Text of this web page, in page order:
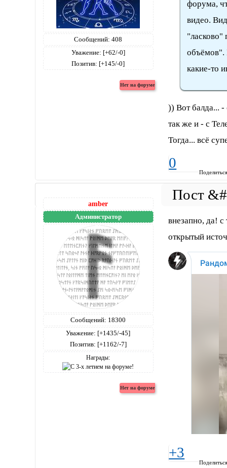
Сообщений: 408
Уважение: [+62/-0]
Позитив: [+145/-0]
форума,
видео.
"ласково"
объёмов".
какие-то
)) Вот балда... -
так же и - с
Тогда... всё
0
amber
Администратор
Сообщений: 18300
Уважение: [+1435/-45]
Позитив: [+1162/-7]
Награды:
внезапно, да!
открытый
+3